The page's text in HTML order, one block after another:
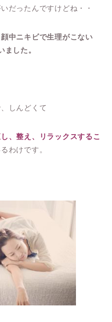
だったんですけどね・・
中ニキビで生理がこない
ました。
しんどくて
、整え、リラックスするこ
わけです。